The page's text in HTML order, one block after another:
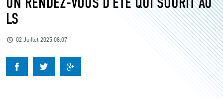
BILLETTERIE
KIDS
LS
02 Juillet 2025 08:07